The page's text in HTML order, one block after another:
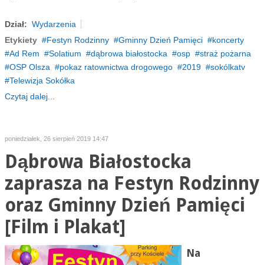
Dział: Wydarzenia
Etykiety
Festyn Rodzinny Gminny Dzień Pamięci
koncerty
Ad Rem
Solatium dąbrowa białostocka osp
straż pożarna
OSP Olsza
pokaz ratownictwa drogowego 2019
sokólkatv
Telewizja Sokółka
Czytaj dalej...
poniedziałek, 26 sierpień 2019 14:47
Dąbrowa Białostocka
zaprasza na Festyn Rodzinny
oraz Gminny Dzień Pamięci
[Film i Plakat]
Na